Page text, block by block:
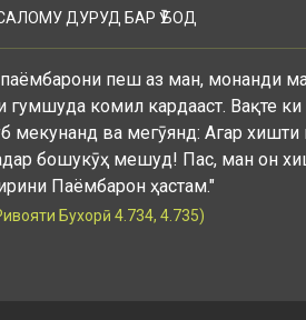
ДУРУД БАР Ӯ БОД
пеш аз ман, монанди
гумшуда комил кардааст. Вақте
мекунанд ва мегӯянд: Агар
бошукӯҳ мешуд! Пас, ман он
Паёмбарон ҳастам."
Бухорӣ 4.734, 4.735)